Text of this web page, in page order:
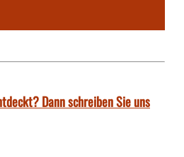
Dann schreiben Sie uns